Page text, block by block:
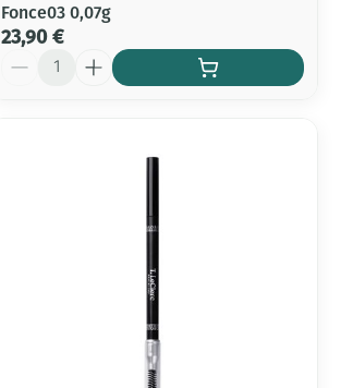
Fonce03 0,07g
23,90 €
Quantité